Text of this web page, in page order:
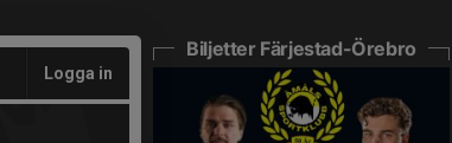
Logga in
Biljetter Färjestad-Örebro